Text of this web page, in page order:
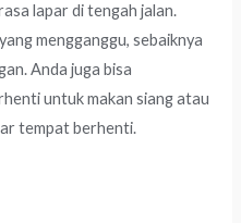
lapar di tengah jalan.
mengganggu, sebaiknya
Anda juga bisa
untuk makan siang atau
tempat berhenti.